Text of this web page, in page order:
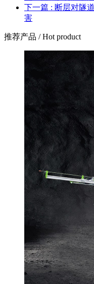
下一篇 : 断层对隧
害
推荐产品 / Hot product